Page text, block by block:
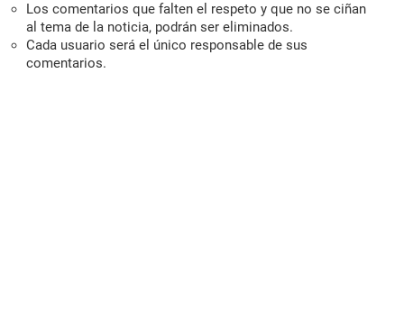
Los comentarios que falten el respeto y que no se ciñan
al tema de la noticia, podrán ser eliminados.
Cada usuario será el único responsable de sus
comentarios.